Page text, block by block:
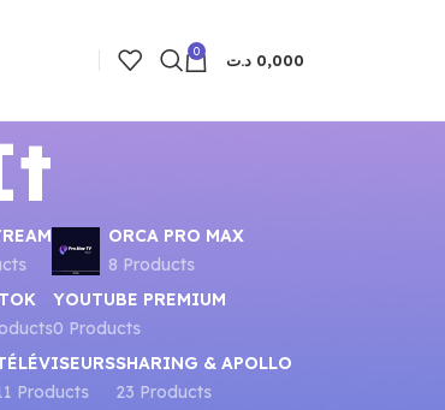
0 0,000 د.ت
ORCA PRO MAX
8 Products
YOUTUBE PREMIUM
0 Products
Products
SHARING & APOLLO
23 Products